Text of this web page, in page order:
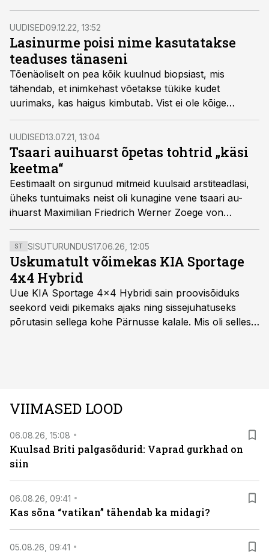
UUDISED09.12.22, 13:52
Lasinurme poisi nime kasutatakse
teaduses tänaseni
Tõenäoliselt on pea kõik kuulnud biopsiast, mis
tähendab, et inimkehast võetakse tükike kudet
uurimaks, kas haigus kimbutab. Vist ei ole kõige
meeldivam protseduur. Tänane sünnipäevalaps Harry
Andreas Kull oli esimene eesti rahvusest teadlane, kes
pühendus kudede uurimisele ehk histoloogiale.
UUDISED13.07.21, 13:04
Tsaari auihuarst õpetas tohtrid „käsi
keetma“
Eestimaalt on sirgunud mitmeid kuulsaid arstiteadlasi,
üheks tuntuimaks neist oli kunagine vene tsaari au-
ihuarst Maximilian Friedrich Werner Zoege von
Manteuffel, kes sündis 13. juulil 1857. aastal Määri
mõisahärra perre.
ST SISUTURUNDUS17.06.26, 12:05
Uskumatult võimekas KIA Sportage
4x4 Hybrid
Uue KIA Sportage 4x4 Hybridi sain proovisõiduks
seekord veidi pikemaks ajaks ning sissejuhatuseks
põrutasin sellega kohe Pärnusse kalale. Mis oli selles
VIIMASED LOOD
06.08.26, 15:08
Kuulsad Briti palgasõdurid: Vaprad gurkhad on
siin
06.08.26, 09:41
Kas sõna “vatikan” tähendab ka midagi?
05.08.26, 09:41